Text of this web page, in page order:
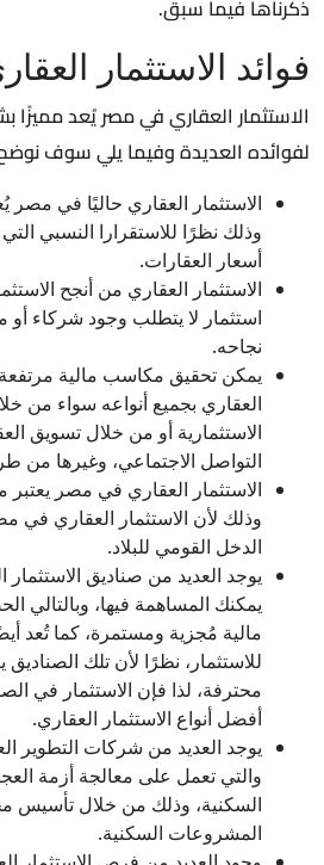
ذكرناها فيما سبق.
فوائد الاستثمار
الاستثمار العقاري في مصر يُعد مميزًا
لفوائده العديدة وفيما يلي سوف
الاستثمار العقاري حاليًا في مصر
وذلك نظرًا للاستقرارا النسبي
أسعار العقارات.
الاستثمار العقاري من أنجح
استثمار لا يتطلب وجود شركاء
نجاحه.
يمكن تحقيق مكاسب مالية مرتفعة
العقاري بجميع أنواعه سواء من
الاستثمارية أو من خلال تسويق
التواصل الاجتماعي، وغيرها من
الاستثمار العقاري في مصر يعتبر
وذلك لأن الاستثمار العقاري في
الدخل القومي للبلاد.
يوجد العديد من صناديق
يمكنك المساهمة فيها، وبالتالي
مالية مُجزية ومستمرة، كما تُعد
للاستثمار، نظرًا لأن تلك الصناديق
محترفة، لذا فإن الاستثمار في
أفضل أنواع الاستثمار العقاري.
يوجد العديد من شركات التطوير
والتي تعمل على معالجة أزمة
السكنية، وذلك من خلال تأسيس
المشروعات السكنية.